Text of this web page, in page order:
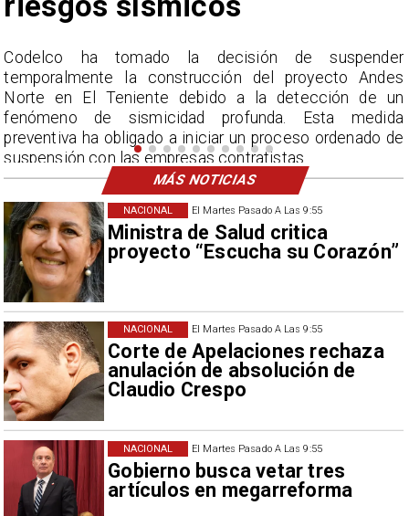
El Martes Pasado A Las 9:55
Ministra de Salud critica
proyecto “Escucha su Corazón”
NACIONAL
El Martes Pasado A Las 9:55
Corte de Apelaciones rechaza
anulación de absolución de
Claudio Crespo
NACIONAL
El Martes Pasado A Las 9:55
Gobierno busca vetar tres
artículos en megarreforma
NACIONAL
La Dirección Meteorológica de Chile reporta
acumulados sin precedentes en julio y pronostica lluvias
por encima del promedio en agosto.
MÁS NOTICIAS